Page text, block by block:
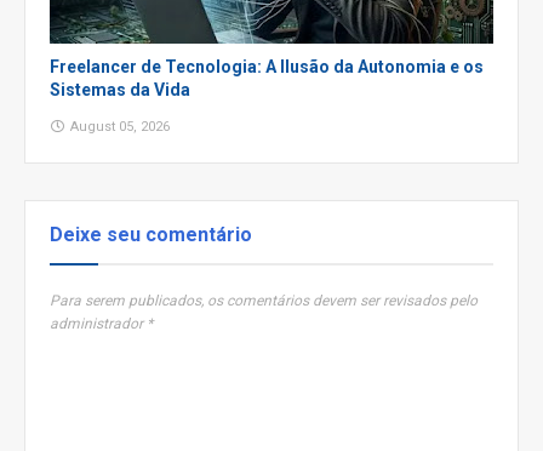
Freelancer de Tecnologia: A Ilusão da Autonomia e os
Sistemas da Vida
August 05, 2026
Deixe seu comentário
Para serem publicados, os comentários devem ser revisados pelo
administrador *